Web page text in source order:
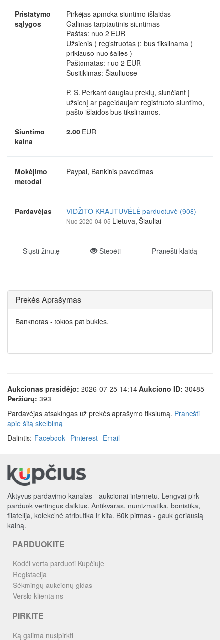
Pristatymo
sąlygos
Pirkėjas apmoka siuntimo išlaidas
Galimas tarptautinis siuntimas
Paštas: nuo 2 EUR
Užsienis ( registruotas ): bus tikslinama (
priklauso nuo šalies )
Paštomatas: nuo 2 EUR
Susitikimas: Šiauliuose
P. S. Perkant daugiau prekių, siunčiant į
užsienį ar pageidaujant registruoto siuntimo,
pašto išlaidos bus tikslinamos.
Siuntimo
kaina
2.00EUR
Mokėjimo
metodai
Paypal, Bankinis pavedimas
Pardavėjas VIDŽITO KRAUTUVĖLĖ parduotuvė (908)
Nuo 2020-04-05 Lietuva, Šiauliai
Siųsti žinutę Stebėti Pranešti klaidą
Prekės Aprašymas
Banknotas - tokios pat būklės.
Aukcionas prasidėjo: 2026-07-25 14:14 Aukciono ID: 30485
Peržiūrų: 393
Pardavėjas atsakingas už prekės aprašymo tikslumą. Pranešti
apie šitą skelbimą
Dalintis: Facebook Pinterest Email
Aktyvus pardavimo kanalas - aukcionai internetu. Lengvai pirk
parduok vertingus daiktus. Antikvaras, numizmatika, bonistika,
filatelija, kolekcinė atributika ir kita. Būk pirmas - gauk geriausią
kainą.
PARDUOKITE
Kodėl verta parduoti Kupčiuje
Registacija
Sėkmingų aukcionų gidas
Verslo klientams
PIRKITE
Ką galima nusipirkti